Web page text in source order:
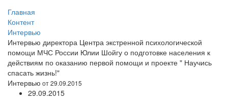
Главная
Контент
Интервью
Интервью директора Центра экстренной психологической
помощи МЧС России Юлии Шойгу о подготовке населения к
действиям по оказанию первой помощи и проекте " Научись
спасать жизнь!"
Интервью от 29.09.2015
29.09.2015